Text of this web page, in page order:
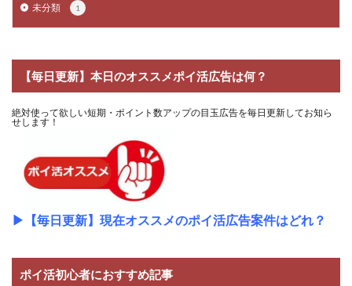
未分類 1
【毎日更新】本日のオススメポイ活広告は何？
絶対使って欲しい短期・ポイント数アップの目玉広告を毎日更新してお知ら
せします！
▶ 【毎日更新】現在オススメのポイ活広告案件はどれ？
ポイ活初心者におすすめ記事